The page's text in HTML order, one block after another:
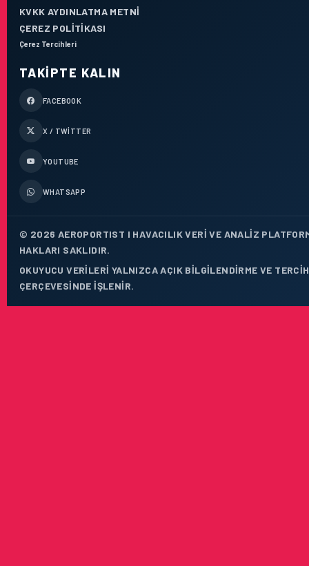
KVKK AYDINLATMA METNI
ÇEREZ POLITIKASI
Çerez Tercihleri
TAKIPTE KALIN
FACEBOOK
X / TWITTER
YOUTUBE
WHATSAPP
© 2026 AEROPORTIST I HAVACILIK VERI VE ANALIZ
HAKLARI SAKLIDIR.
OKUYUCU VERILERI YALNIZCA AÇIK BILGILENDIRME VE
ÇERÇEVESINDE IŞLENIR.